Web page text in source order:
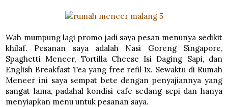
Wah mumpung lagi promo jadi saya pesan menunya sedikit
khilaf. Pesanan saya adalah Nasi Goreng Singapore,
Spaghetti Meneer, Tortilla Cheese Isi Daging Sapi, dan
English Breakfast Tea yang free refil 1x. Sewaktu di Rumah
Meneer ini saya sempat bete dengan penyajiannya yang
sangat lama, padahal kondisi cafe sedang sepi dan hanya
menyiapkan menu untuk pesanan saya.